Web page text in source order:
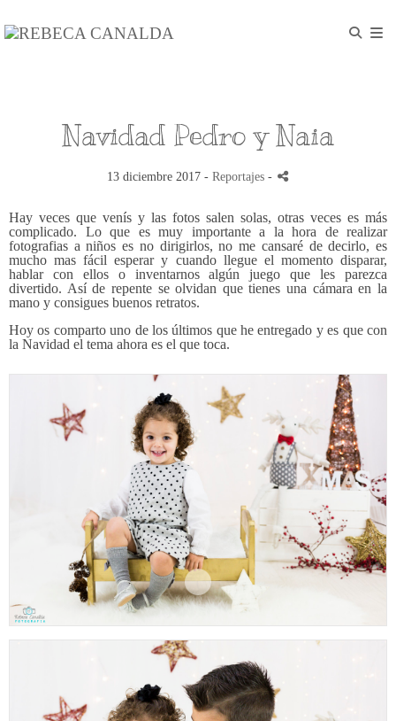
Navidad Pedro y Naia
13 diciembre 2017 - Reportajes-
Hay veces que venís y las fotos salen solas, otras veces es más
complicado. Lo que es muy importante a la hora de realizar
fotografias a niños es no dirigirlos, no me cansaré de decirlo, es
mucho mas fácil esperar y cuando llegue el momento disparar,
hablar con ellos o inventarnos algún juego que les parezca
divertido. Así de repente se olvidan que tienes una cámara en la
mano y consigues buenos retratos.
Hoy os comparto uno de los últimos que he entregado y es que con
la Navidad el tema ahora es el que toca.